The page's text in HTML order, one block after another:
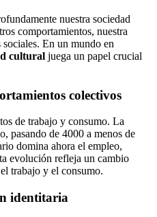
nuestra sociedad
comportamientos, nuestra
En un mundo en
cultural juega un papel crucial
colectivos
de trabajo y consumo. La
pasando de 4000 a menos de
domina ahora el empleo,
evolución refleja un cambio
trabajo y el consumo.
identitaria